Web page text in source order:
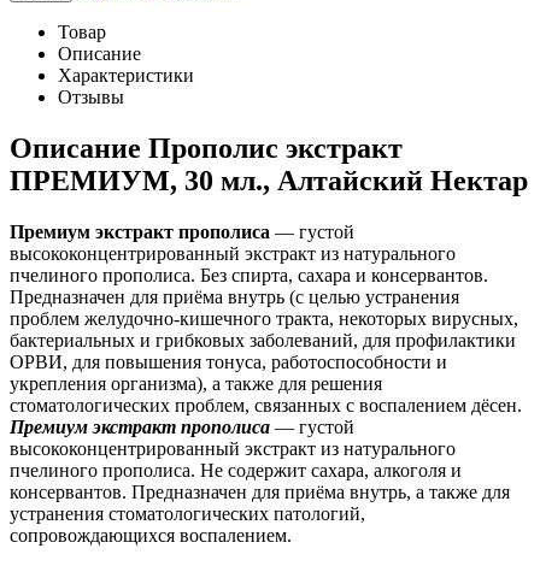
Товар
Описание
Характеристики
Отзывы
Описание Прополис экстракт
ПРЕМИУМ, 30 мл., Алтайский Нектар
Премиум экстракт прополиса — густой
высококонцентрированный экстракт из натурального
пчелиного прополиса. Без спирта, сахара и консервантов.
Предназначен для приёма внутрь (с целью устранения
проблем желудочно-кишечного тракта, некоторых вирусных,
бактериальных и грибковых заболеваний, для профилактики
ОРВИ, для повышения тонуса, работоспособности и
укрепления организма), а также для решения
стоматологических проблем, связанных с воспалением дёсен.
Премиум экстракт прополиса — густой
высококонцентрированный экстракт из натурального
пчелиного прополиса. Не содержит сахара, алкоголя и
консервантов. Предназначен для приёма внутрь, а также для
устранения стоматологических патологий,
сопровождающихся воспалением.